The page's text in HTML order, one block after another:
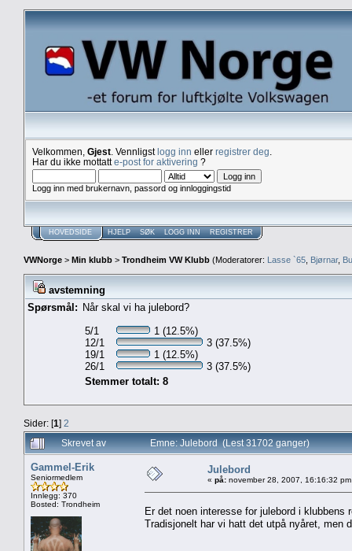
Velkommen, Gjest . Vennligstlogg inn eller registrer deg
Har du ikke mottatte-post for aktivering ?
Logg inn med brukernavn, passord og innloggingstid
HOVEDSIDE HJELP SØK LOGG INN REGISTRER
VWNorge > Min klubb > Trondheim VW Klubb (Moderatorer: Lasse `65 Bjørnar,
avstemning
Spørsmål: Når skal vi ha julebord?
5/1
1 (12.5%)
12/1
3 (37.5%)
19/1
1 (12.5%)
26/1
3 (37.5%)
Stemmer totalt: 8
Sider: [1] 2
Skrevet av
Emne: Julebord (Lest 31702 ganger)
Gammel-Erik
Seniormedlem
Innlegg: 370
Bosted: Trondheim
Julebord
« på: november 28, 2007, 16:16:32
Er det noen interesse for julebord i
Tradisjonelt har vi hatt det utpå nyåret, men